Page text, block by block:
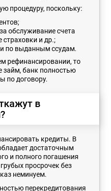
процедуру, поскольку:
обслуживание счета
страховки и др.;
по выданным ссудам.
рефинансировании, то
займ, банк полностью
по договору.
в
кредиты. В
достаточным
и полного погашения
просрочек без
неминуем.
перекредитования